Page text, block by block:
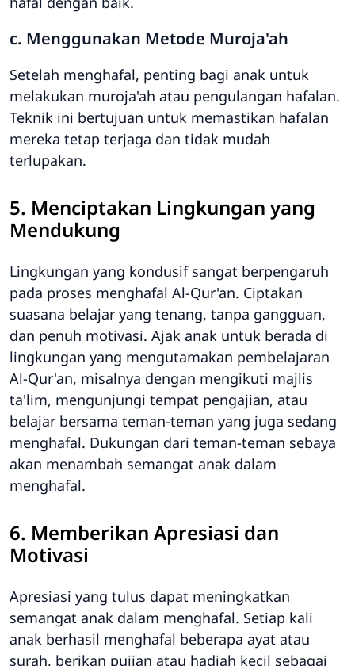
c. Menggunakan Metode Muroja'ah
Setelah menghafal, penting bagi anak untuk
melakukan muroja'ah atau pengulangan hafalan.
Teknik ini bertujuan untuk memastikan hafalan
mereka tetap terjaga dan tidak mudah
terlupakan.
5. Menciptakan Lingkungan yang
Mendukung
Lingkungan yang kondusif sangat berpengaruh
pada proses menghafal Al-Qur'an. Ciptakan
suasana belajar yang tenang, tanpa gangguan,
dan penuh motivasi. Ajak anak untuk berada di
lingkungan yang mengutamakan pembelajaran
Al-Qur'an, misalnya dengan mengikuti majlis
ta'lim, mengunjungi tempat pengajian, atau
belajar bersama teman-teman yang juga sedang
menghafal. Dukungan dari teman-teman sebaya
akan menambah semangat anak dalam
menghafal.
6. Memberikan Apresiasi dan
Motivasi
Apresiasi yang tulus dapat meningkatkan
semangat anak dalam menghafal. Setiap kali
anak berhasil menghafal beberapa ayat atau
surah, berikan pujian atau hadiah kecil sebagai